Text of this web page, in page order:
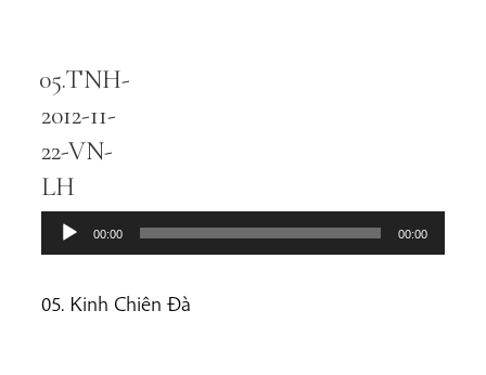
05.TNH-
2012-11-
22-VN-
LH
00:00 00:00
05. Kinh Chiên Đà